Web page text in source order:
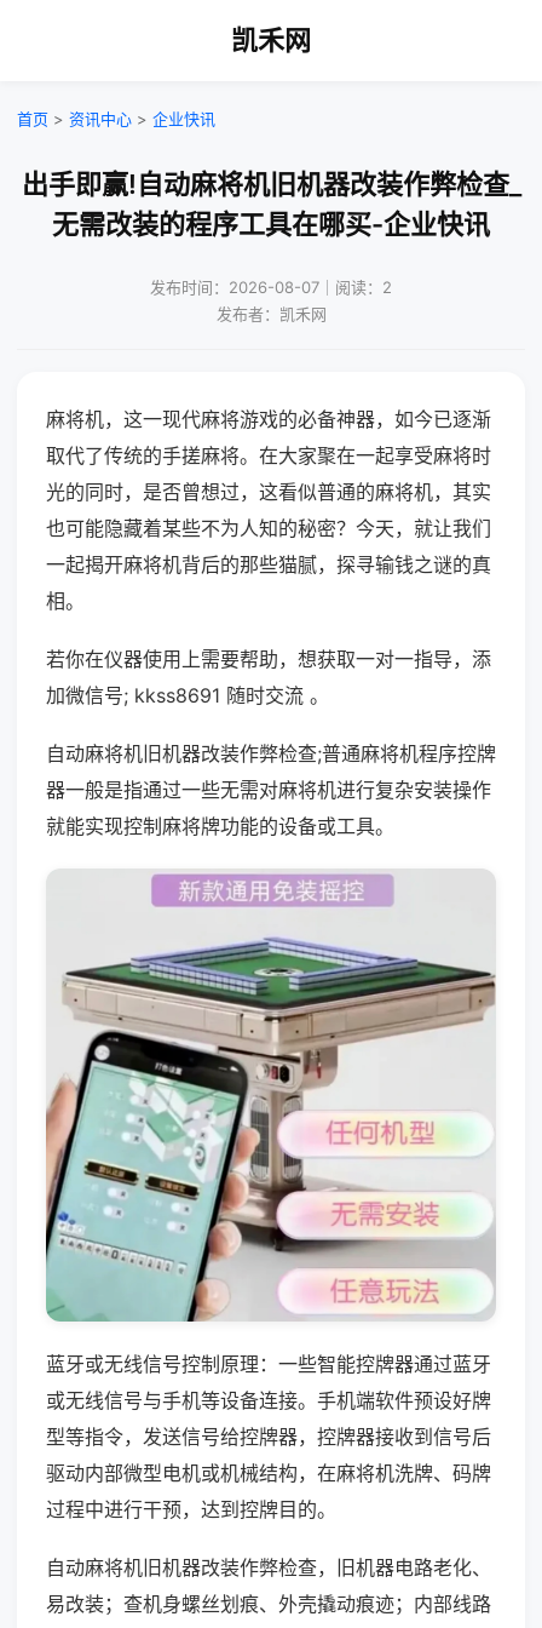
凯禾网
首页 > 资讯中心 > 企业快讯
出手即赢!自动麻将机旧机器改装作弊检查_
无需改装的程序工具在哪买-企业快讯
发布时间：2026-08-07｜阅读：2
发布者：凯禾网
麻将机，这一现代麻将游戏的必备神器，如今已逐渐
取代了传统的手搓麻将。在大家聚在一起享受麻将时
光的同时，是否曾想过，这看似普通的麻将机，其实
也可能隐藏着某些不为人知的秘密？今天，就让我们
一起揭开麻将机背后的那些猫腻，探寻输钱之谜的真
相。
若你在仪器使用上需要帮助，想获取一对一指导，添
加微信号; kkss8691 随时交流 。
自动麻将机旧机器改装作弊检查;普通麻将机程序控牌
器一般是指通过一些无需对麻将机进行复杂安装操作
就能实现控制麻将牌功能的设备或工具。
蓝牙或无线信号控制原理：一些智能控牌器通过蓝牙
或无线信号与手机等设备连接。手机端软件预设好牌
型等指令，发送信号给控牌器，控牌器接收到信号后
驱动内部微型电机或机械结构，在麻将机洗牌、码牌
过程中进行干预，达到控牌目的。
自动麻将机旧机器改装作弊检查，旧机器电路老化、
易改装；查机身螺丝划痕、外壳撬动痕迹；内部线路